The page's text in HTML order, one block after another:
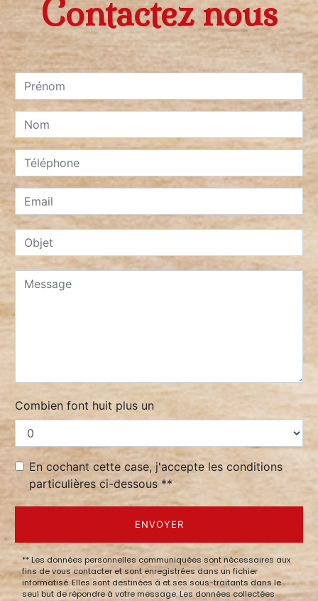
Contactez nous
Combien font huit plus un
En cochant cette case, j'accepte les conditions
particulières ci-dessous **
ENVOYER
** Les données personnelles communiquées sont nécessaires aux
fins de vous contacter et sont enregistrées dans un fichier
informatisé. Elles sont destinées à et ses sous-traitants dans le
seul but de répondre à votre message. Les données collectées